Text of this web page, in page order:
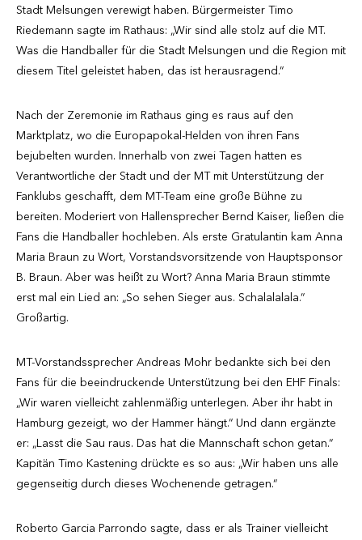
Stadt Melsungen verewigt haben. Bürgermeister Timo
Riedemann sagte im Rathaus: „Wir sind alle stolz auf die MT.
Was die Handballer für die Stadt Melsungen und die Region mit
diesem Titel geleistet haben, das ist herausragend.“
Nach der Zeremonie im Rathaus ging es raus auf den
Marktplatz, wo die Europapokal-Helden von ihren Fans
bejubelten wurden. Innerhalb von zwei Tagen hatten es
Verantwortliche der Stadt und der MT mit Unterstützung der
Fanklubs geschafft, dem MT-Team eine große Bühne zu
bereiten. Moderiert von Hallensprecher Bernd Kaiser, ließen die
Fans die Handballer hochleben. Als erste Gratulantin kam Anna
Maria Braun zu Wort, Vorstandsvorsitzende von Hauptsponsor
B. Braun. Aber was heißt zu Wort? Anna Maria Braun stimmte
erst mal ein Lied an: „So sehen Sieger aus. Schalalalala.“
Großartig.
MT-Vorstandssprecher Andreas Mohr bedankte sich bei den
Fans für die beeindruckende Unterstützung bei den EHF Finals:
„Wir waren vielleicht zahlenmäßig unterlegen. Aber ihr habt in
Hamburg gezeigt, wo der Hammer hängt.“ Und dann ergänzte
er: „Lasst die Sau raus. Das hat die Mannschaft schon getan.“
Kapitän Timo Kastening drückte es so aus: „Wir haben uns alle
gegenseitig durch dieses Wochenende getragen.“
Roberto Garcia Parrondo sagte, dass er als Trainer vielleicht